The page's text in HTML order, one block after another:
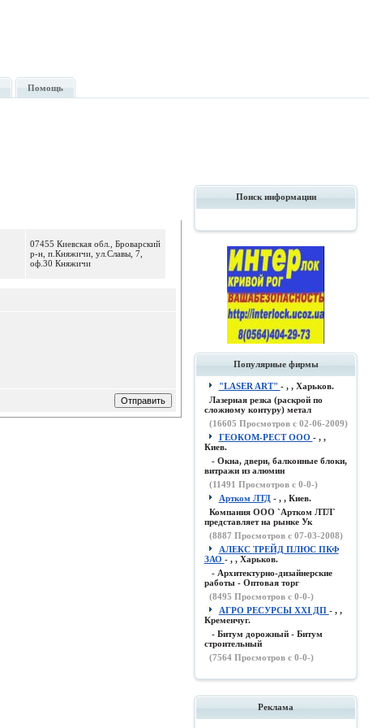
Помощь
07455 Киевская обл., Броварский
р-н, п.Княжичи, ул.Славы, 7,
оф.30 Княжичи
Поиск информации
Популярные фирмы
"LASER ART" - , , Харьков.
Лазерная резка (раскрой по
сложному контуру) метал
(16605 Просмотров с 02-06-2009)
ГЕОКОМ-РЕСТ ООО - , ,
Киев.
- Окна, двери, балконные блоки,
витражи из алюмин
(11491 Просмотров с 0-0-)
Артком ЛТД- , , Киев.
Компания ООО `Артком ЛТЛ`
представляет на рынке Ук
(8887 Просмотров с 07-03-2008)
АЛЕКС ТРЕЙД ПЛЮС ПКФ
ЗАО - , , Харьков.
- Архитектурно-дизайнерские
работы - Оптовая торг
(8495 Просмотров с 0-0-)
АГРО РЕСУРСЫ XXI ДП - , ,
Кременчуг.
- Битум дорожный - Битум
строительный
(7564Просмотров с 0-0-)
Реклама